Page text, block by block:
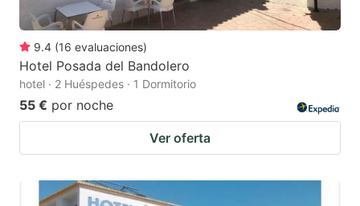
9.4 (16 evaluaciones)
Hotel Posada del Bandolero
hotel · 2 Huéspedes · 1 Dormitorio
55 € por noche
Ver oferta